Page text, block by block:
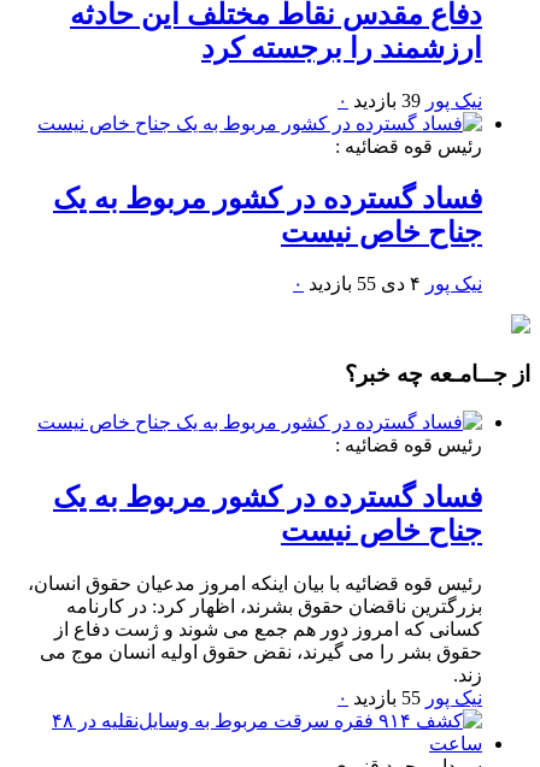
دفاع مقدس نقاط مختلف این حادثه
ارزشمند را برجسته کرد
نیک پور 39 بازدید ۰
رئیس قوه قضائیه :
فساد گسترده در کشور مربوط به یک
جناح خاص نیست
نیک پور ۰
از جــامـعه چه خبر؟
رئیس قوه قضائیه :
فساد گسترده در کشور مربوط به یک
جناح خاص نیست
رئیس قوه قضائیه با بیان اینکه امروز مدعیان حقوق انسان،
بزرگترین ناقضان حقوق بشرند، اظهار کرد: در کارنامه
کسانی که امروز دور هم جمع می شوند و ژست دفاع از
حقوق بشر را می گیرند، نقض حقوق اولیه انسان موج می
زند.
نیک پور 55 بازدید ۰